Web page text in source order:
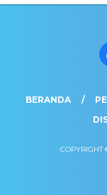
BERANDA
COPYRIGHT